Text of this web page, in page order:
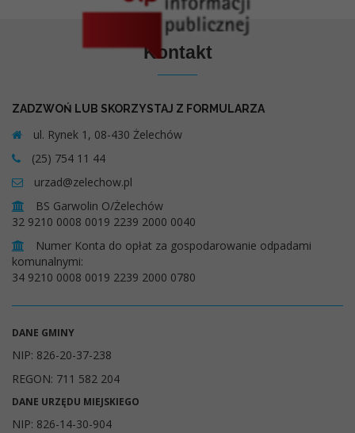
Kontakt
ZADZWOŃ LUB SKORZYSTAJ Z FORMULARZA
ul. Rynek 1, 08-430 Żelechów
(25) 754 11 44
urzad@zelechow.pl
BS Garwolin O/Żelechów
32 9210 0008 0019 2239 2000 0040
Numer Konta do opłat za gospodarowanie odpadami
komunalnymi:
34 9210 0008 0019 2239 2000 0780
DANE GMINY
NIP: 826-20-37-238
REGON: 711 582 204
DANE URZĘDU MIEJSKIEGO
NIP: 826-14-30-904